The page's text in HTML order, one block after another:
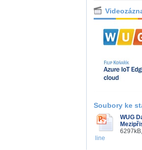
Soubory ke
WUG
line